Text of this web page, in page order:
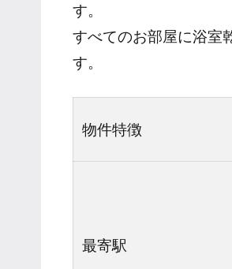
す。
すべてのお部屋に浴室
す。
物件特徴
最寄駅